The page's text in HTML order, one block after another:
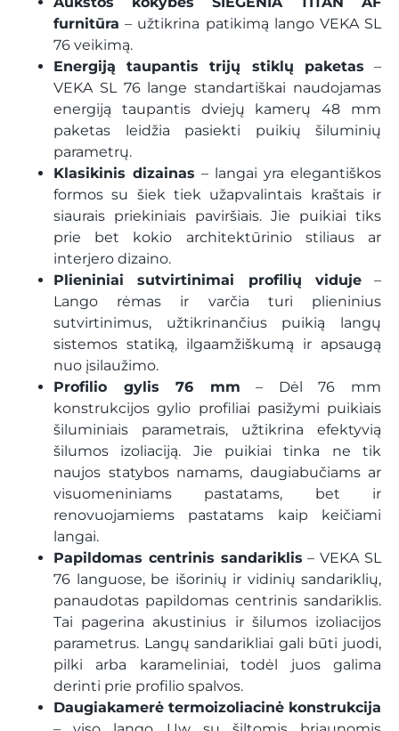
furnitūra – užtikrina patikimą lango VEKA SL
76 veikimą.
Energiją taupantis trijų stiklų paketas –
VEKA SL 76 lange standartiškai naudojamas
energiją taupantis dviejų kamerų 48 mm
paketas leidžia pasiekti puikių šiluminių
parametrų.
Klasikinis dizainas – langai yra elegantiškos
formos su šiek tiek užapvalintais kraštais ir
siaurais priekiniais paviršiais. Jie puikiai tiks
prie bet kokio architektūrinio stiliaus ar
interjero dizaino.
Plieniniai sutvirtinimai profilių viduje–
Lango rėmas ir varčia turi plieninius
sutvirtinimus, užtikrinančius puikią langų
sistemos statiką, ilgaamžiškumą ir apsaugą
nuo įsilaužimo.
Profilio gylis 76 mm – Dėl 76 mm
konstrukcijos gylio profiliai pasižymi puikiais
šiluminiais parametrais, užtikrina efektyvią
šilumos izoliaciją. Jie puikiai tinka ne tik
naujos statybos namams, daugiabučiams ar
visuomeniniams pastatams, bet ir
renovuojamiems pastatams kaip keičiami
langai.
Papildomas centrinis sandariklis – VEKA SL
76 languose, be išorinių ir vidinių sandariklių,
panaudotas papildomas centrinis sandariklis.
Tai pagerina akustinius ir šilumos izoliacijos
parametrus. Langų sandarikliai gali būti juodi,
pilki arba karameliniai, todėl juos galima
derinti prie profilio spalvos.
Daugiakamerė termoizoliacinė konstrukcija